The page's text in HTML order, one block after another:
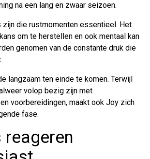
na een lang en zwaar seizoen.
die rustmomenten essentieel. Het
om te herstellen en ook mentaal kan
genomen van de constante druk die
langzaam ten einde te komen. Terwijl
volop bezig zijn met
voorbereidingen, maakt ook Joy zich
fase.